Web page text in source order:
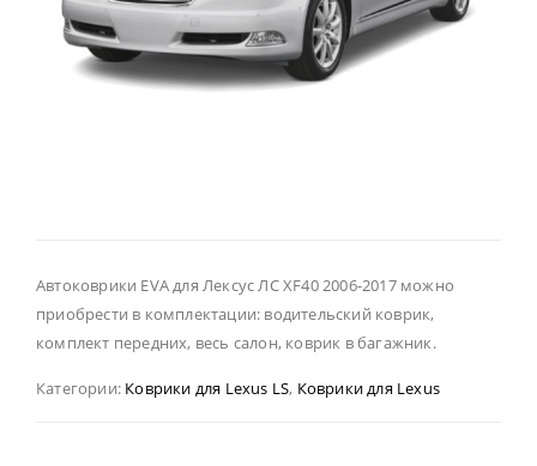
Автоковрики EVA для Лексус ЛС XF40 2006-2017 можно
приобрести в комплектации: водительский коврик,
комплект передних, весь салон, коврик в багажник.
Категории: Коврики для Lexus LS, Коврики для Lexus